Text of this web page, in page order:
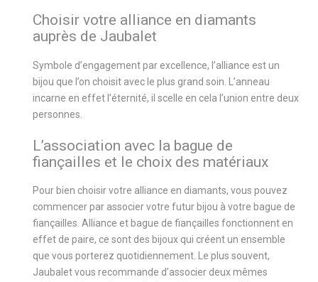
Choisir votre alliance en diamants
auprès de Jaubalet
Symbole d’engagement par excellence, l’alliance est un
bijou que l’on choisit avec le plus grand soin. L’anneau
incarne en effet l’éternité, il scelle en cela l’union entre deux
personnes.
L’association avec la bague de
fiançailles et le choix des matériaux
Pour bien choisir votre alliance en diamants, vous pouvez
commencer par associer votre futur bijou à votre bague de
fiançailles. Alliance et bague de fiançailles fonctionnent en
effet de paire, ce sont des bijoux qui créent un ensemble
que vous porterez quotidiennement. Le plus souvent,
Jaubalet vous recommande d’associer deux mêmes